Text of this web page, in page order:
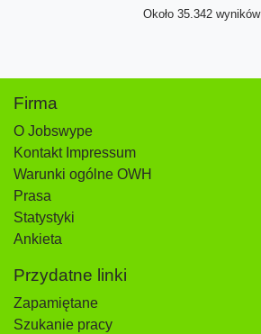
Około 35.342 wyników
Firma
O Jobswype
Kontakt Impressum
Warunki ogólne OWH
Prasa
Statystyki
Ankieta
Przydatne linki
Zapamiętane
Szukanie pracy